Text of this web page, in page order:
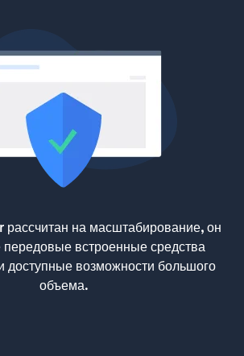
рассчитан на масштабирование, он
встроенные средства
доступные возможности большого
объема.